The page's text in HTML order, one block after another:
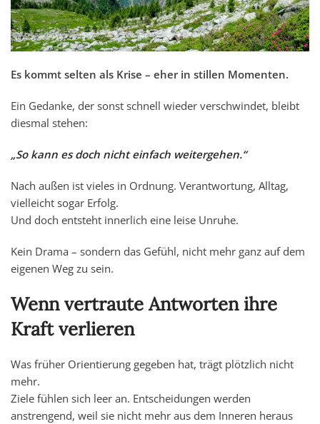
Es kommt selten als Krise – eher in stillen Momenten.
Ein Gedanke, der sonst schnell wieder verschwindet, bleibt
diesmal stehen:
„So kann es doch nicht einfach weitergehen.“
Nach außen ist vieles in Ordnung. Verantwortung, Alltag,
vielleicht sogar Erfolg.
Und doch entsteht innerlich eine leise Unruhe.
Kein Drama – sondern das Gefühl, nicht mehr ganz auf dem
eigenen Weg zu sein.
Wenn vertraute Antworten ihre
Kraft verlieren
Was früher Orientierung gegeben hat, trägt plötzlich nicht
mehr.
Ziele fühlen sich leer an. Entscheidungen werden
anstrengend, weil sie nicht mehr aus dem Inneren heraus